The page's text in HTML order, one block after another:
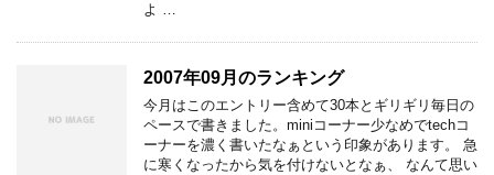
よ …
2007年09月のランキング
今月はこのエントリー含めて30本とギリギリ毎日の
ペースで書きました。miniコーナー少なめでtechコ
ーナーを濃く書いたなぁという印象があります。 急
に寒くなったから気を付けないとなぁ、 なんて思い